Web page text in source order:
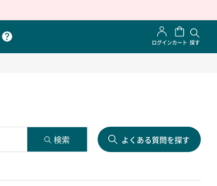
ログインカート 探す
よくある質問を探す